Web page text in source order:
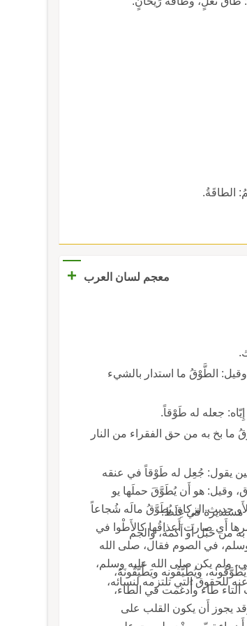
الطاقَةُ.
معجم لسان العرب
+
والطَّوْقُ: واحدُ الأَطْواق وقد طَوَّقْتُه فتَطَوَّق أَي أَلبسته الطَّوْقَ فلَبِسه، وقيل: الطَّوْقُ ما استدار بالشيء
يُطَوَّقُ ما بخ به من حق الفقراء من النار
يقول: جُعِل له طَوْقاً في عنقه
وقيل: هو أَن يُطَوَّقَ حملَها يو
التكليف لا من طَوْق التقليد؛ ومن الأَو حديث الزكاة: يُطَوَّقُ مالَه شُجاعاً
أَي صارت أَعذاقُها كالأَطْوا في
وسلم، في الصوم فقال، صلى الله
ولم يكن صلى الله عليه وسلم،
للحقوق التي تلتزمه لنسائه،
مستديرة في غِلَظ.
كل شيءٍ ما استدار به من حَبْل أَو أَكمة، والجم
ويُطَيَّقُونه ويَطَّيَّقُونَهُ،
طاء وأُدغمت في الطاء،
يجوز أَن يكون القلب على